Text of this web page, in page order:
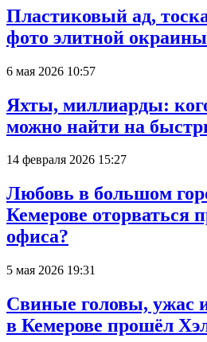
Пластиковый ад,
фото элитной
6 мая 2026 10:57
Яхты, миллиарды:
можно найти на
14 февраля 2026 15:27
Любовь в большом
Кемерове оторваться
офиса?
5 мая 2026 19:31
Свиные головы, ужас
в Кемерове прошёл